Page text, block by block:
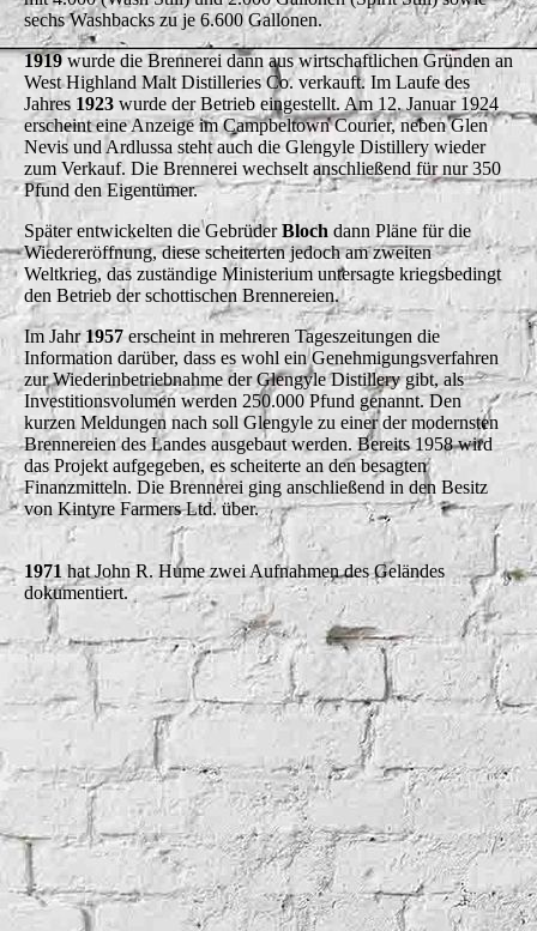
sechs Washbacks zu je 6.600 Gallonen.
1919wurde die Brennerei dann aus wirtschaftlichen Gründen an
West Highland Malt Distilleries Co. verkauft. Im Laufe des
Jahres 1923 wurde der Betrieb eingestellt. Am 12. Januar 1924
erscheint eine Anzeige im Campbeltown Courier, neben Glen
Nevis und Ardlussa steht auch die Glengyle Distillery wieder
zum Verkauf. Die Brennerei wechselt anschließend für nur 350
Pfund den Eigentümer.
Später entwickelten die GebrüderBloch dann Pläne für die
Wiedereröffnung, diese scheiterten jedoch am zweiten
Weltkrieg, das zuständige Ministerium untersagte kriegsbedingt
den Betrieb der schottischen Brennereien.
Im Jahr1957erscheint in mehreren Tageszeitungen die
Information darüber, dass es wohl ein Genehmigungsverfahren
zur Wiederinbetriebnahme der Glengyle Distillery gibt, als
Investitionsvolumen werden 250.000 Pfund genannt. Den
kurzen Meldungen nach soll Glengyle zu einer der modernsten
Brennereien des Landes ausgebaut werden. Bereits 1958 wird
das Projekt aufgegeben, es scheiterte an den besagten
Finanzmitteln. Die Brennerei ging anschließend in den Besitz
von Kintyre Farmers Ltd. über.
1971 hat John R. Hume zwei Aufnahmen des Geländes
dokumentiert.